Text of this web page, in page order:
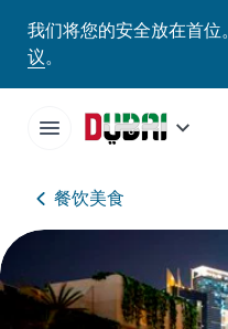
我们将您的安全放在首位。
议。
餐饮美食